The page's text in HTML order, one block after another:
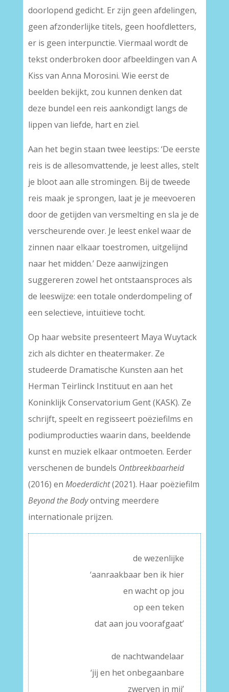
doorlopend gedicht. Er zijn geen afdelingen,
geen afzonderlijke titels, geen hoofdletters,
er is geen interpunctie. Viermaal wordt de
tekst onderbroken door afbeeldingen van A
Kiss van Anna Morosini. Wie eerst de
beelden bekijkt, zou kunnen denken dat
deze bundel een reis aankondigt langs de
lippen van liefde, hart en ziel.
Aan het begin staan twee leestips: ‘De eerste
reis is de allesomvattende, je leest alles, stelt
je bloot aan alle stromingen. Bij de tweede
reis maak je sprongen, laat je je meevoeren
door de getijden van versmelting en sla je de
verscheurende over. Je leest enkel waar de
zinnen naar elkaar toestromen, uitgelijnd
naar het midden.’ Deze aanwijzingen
suggereren zowel het ontstaansproces als
de leeswijze: een totale onderdompeling of
een selectieve, intuïtieve tocht.
Op haar website presenteert Maya Wuytack
zich als dichter en theatermaker. Ze
studeerde Dramatische Kunsten aan het
Herman Teirlinck Instituut en aan het
Koninklijk Conservatorium Gent (KASK). Ze
schrijft, speelt en regisseert poëziefilms en
podiumproducties waarin dans, beeldende
kunst en muziek elkaar ontmoeten. Eerder
verschenen de bundels Ontbreekbaarheid
(2016) en Moederdicht(2021). Haar poëziefilm
Beyond the Bodyontving meerdere
internationale prijzen.
de wezenlijke
‘aanraakbaar ben ik hier
en wacht op jou
op een teken
dat aan jou voorafgaat’
de nachtwandelaar
‘jij en het onbegaanbare
zwerven in mij’